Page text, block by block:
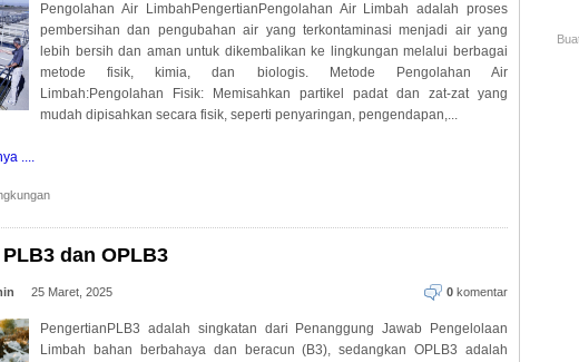
Pengolahan Air LimbahPengertianPengolahan Air Limbah adalah proses
pembersihan dan pengubahan air yang terkontaminasi menjadi air yang
lebih bersih dan aman untuk dikembalikan ke lingkungan melalui berbagai
metode fisik, kimia, dan biologis. Metode Pengolahan Air
Limbah:Pengolahan Fisik: Memisahkan partikel padat dan zat-zat yang
mudah dipisahkan secara fisik, seperti penyaringan, pengendapan,...
....
dan OPLB3
25 Maret, 2025 0 komentar
PengertianPLB3 adalah singkatan dari Penanggung Jawab Pengelolaan
Limbah bahan berbahaya dan beracun (B3), sedangkan OPLB3 adalah